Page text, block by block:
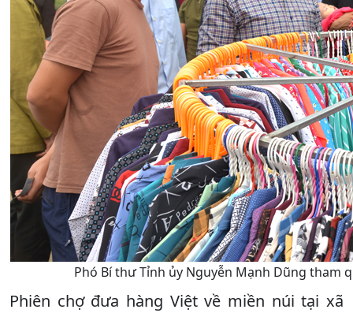
Phó Bí thư Tỉnh ủy Nguyễn Mạnh Dũng tham
Phiên chợ đưa hàng Việt về miền núi tại xã